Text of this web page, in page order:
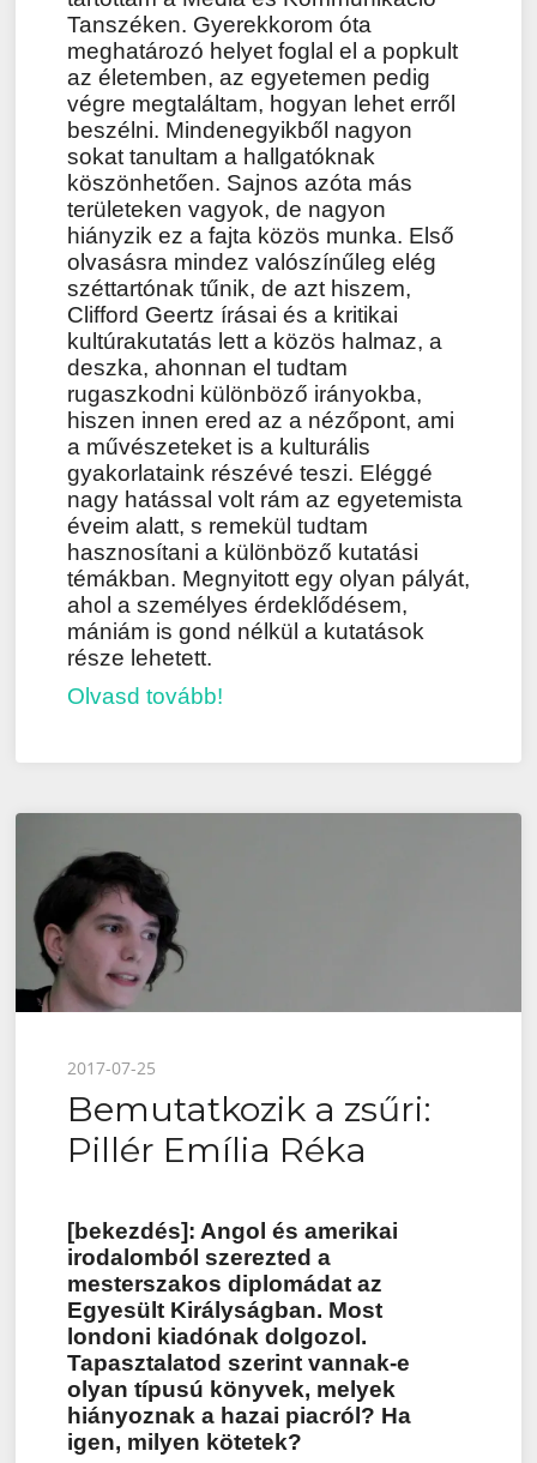
Tanszéken. Gyerekkorom óta
meghatározó helyet foglal el a popkult
az életemben, az egyetemen pedig
végre megtaláltam, hogyan lehet erről
beszélni. Mindenegyikből nagyon
sokat tanultam a hallgatóknak
köszönhetően. Sajnos azóta más
területeken vagyok, de nagyon
hiányzik ez a fajta közös munka. Első
olvasásra mindez valószínűleg elég
széttartónak tűnik, de azt hiszem,
Clifford Geertz írásai és a kritikai
kultúrakutatás lett a közös halmaz, a
deszka, ahonnan el tudtam
rugaszkodni különböző irányokba,
hiszen innen ered az a nézőpont, ami
a művészeteket is a kulturális
gyakorlataink részévé teszi. Eléggé
nagy hatással volt rám az egyetemista
éveim alatt, s remekül tudtam
hasznosítani a különböző kutatási
témákban. Megnyitott egy olyan pályát,
ahol a személyes érdeklődésem,
mániám is gond nélkül a kutatások
része lehetett.
Olvasd tovább!
Posted
on
2017-07-25
Bemutatkozik a zsűri:
Pillér Emília Réka
[bekezdés]: Angol és amerikai
irodalomból szerezted a
mesterszakos diplomádat az
Egyesült Királyságban. Most
londoni kiadónak dolgozol.
Tapasztalatod szerint vannak-e
olyan típusú könyvek, melyek
hiányoznak a hazai piacról? Ha
igen, milyen kötetek?